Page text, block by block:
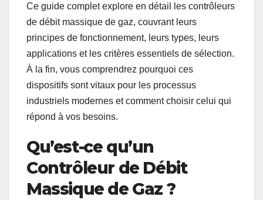
Ce guide complet explore en détail les contrôleurs
de débit massique de gaz, couvrant leurs
principes de fonctionnement, leurs types, leurs
applications et les critères essentiels de sélection.
À la fin, vous comprendrez pourquoi ces
dispositifs sont vitaux pour les processus
industriels modernes et comment choisir celui qui
répond à vos besoins.
Qu’est-ce qu’un
Contrôleur de Débit
Massique de Gaz ?